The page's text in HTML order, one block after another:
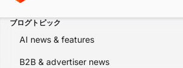
ブログトピック
AI news & features
B2B & advertiser news